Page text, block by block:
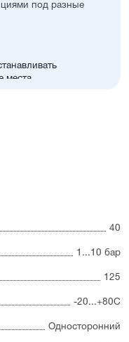
под разные
места
элементы
40
1...10 бар
125
-20...+80С
Односторонний